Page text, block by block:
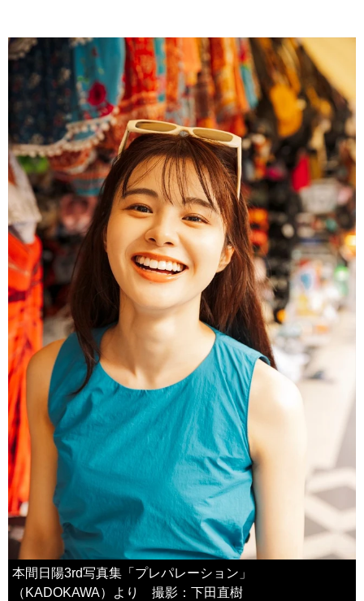
本間日陽3rd写真集「プレパレーション」
（KADOKAWA）より 撮影：下田直樹